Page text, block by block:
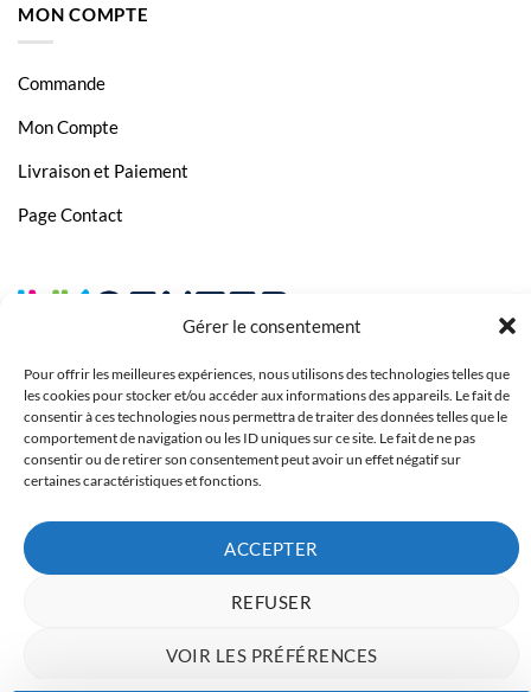
Gérer le consentement
Pour offrir les meilleures expériences, nous utilisons des technologies telles que
les cookies pour stocker et/ou accéder aux informations des appareils. Le fait de
consentir à ces technologies nous permettra de traiter des données telles que le
comportement de navigation ou les ID uniques sur ce site. Le fait de ne pas
consentir ou de retirer son consentement peut avoir un effet négatif sur
certaines caractéristiques et fonctions.
ACCEPTER
REFUSER
VOIR LES PRÉFÉRENCES
HP Deskjet 3730
HP Deskjet 3732
HP Deskjet 3733
HP Deskjet 3750
HP Deskjet 3752
HP Envy 5030
MON COMPTE
Commande
Mon Compte
Livraison et Paiement
Page Contact
Copyright 2023 © Inkcenter - Webdesign by